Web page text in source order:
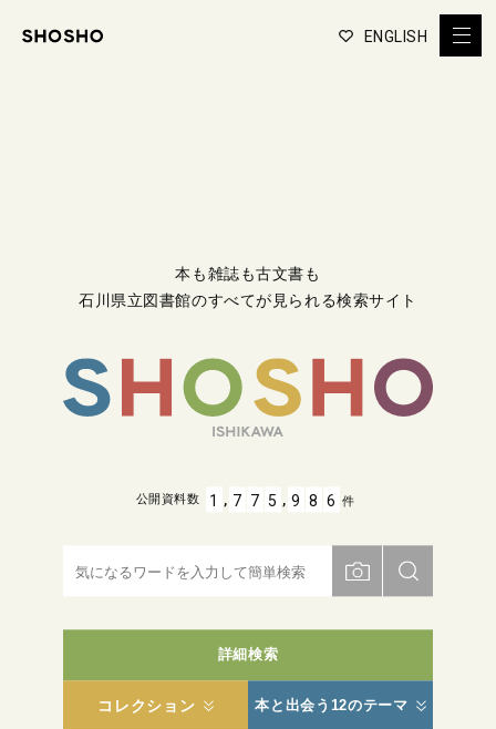
ENGLISH
本も雑誌も古文書も
石川県立図書館のすべてが見られる検索サイト
詳細検索
コレクション 本と出会う12のテーマ
公開資料数 1 , 7 7 5 , 9 8 6 件